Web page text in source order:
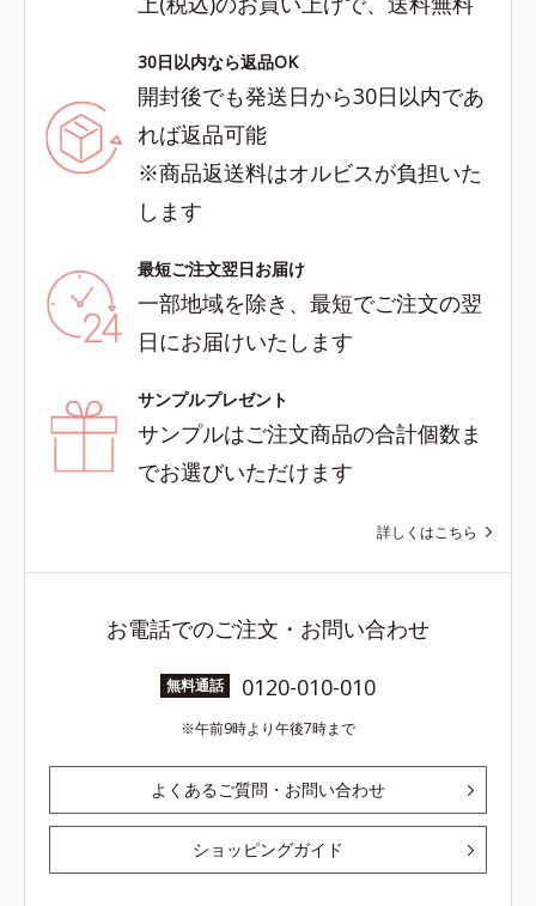
30日以内なら返品OK
開封後でも発送日から30日以内であ
れば返品可能
※商品返送料はオルビスが負担いた
します
最短ご注文翌日お届け
一部地域を除き、最短でご注文の翌
日にお届けいたします
サンプルプレゼント
サンプルはご注文商品の合計個数ま
でお選びいただけます
詳しくはこちら
お電話でのご注文・お問い合わせ
無料通話 0120-010-010
午前9時より午後7時まで
よくあるご質問・お問い合わせ
ショッピングガイド